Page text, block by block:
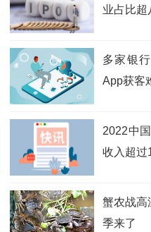
业占比超
多家银
App获客
2022中
收入超过
蟹农战高
季来了